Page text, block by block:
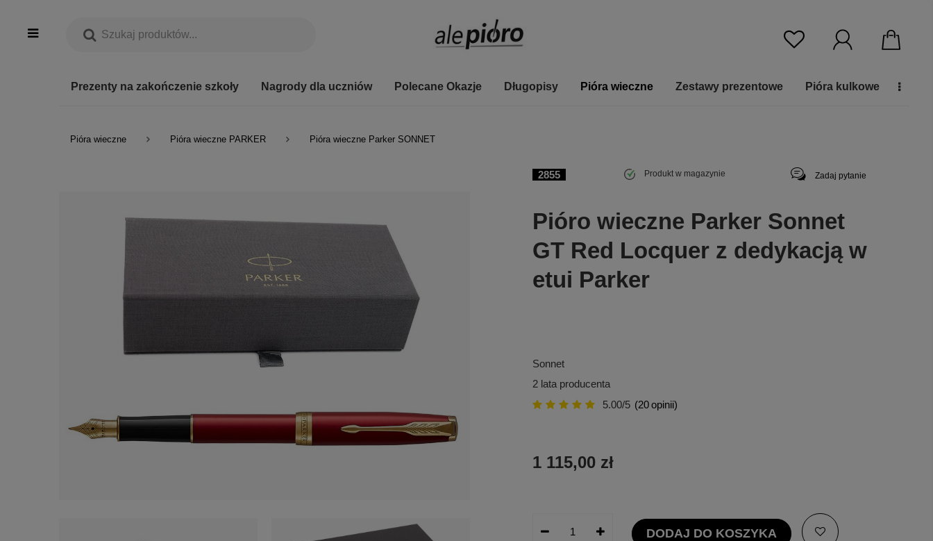
Prezenty na zakończenie szkoły Nagrody dla uczniów Polecane Okazje Długopisy Pióra wieczne Zestawy prezentowe Pióra kulkowe
Pióra wieczne Pióra wieczne PARKER Pióra wieczne Parker SONNET
2855 Produkt w magazynie Zadaj pytanie
Pióro wieczne Parker Sonnet
GT Red Locquer z dedykacją w
etui Parker
Sonnet
2 lata producenta
5.00/5 (20opinii)
1 115,00 zł
DODAJ DO KOSZYKA